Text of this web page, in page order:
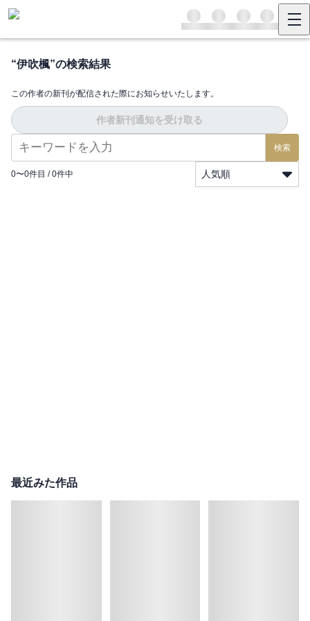
“伊吹楓”の検索結果
この作者の新刊が配信された際にお知らせいたします。
作者新刊通知を受け取る
検索
0〜0件目 / 0件中 人気順
最近みた作品